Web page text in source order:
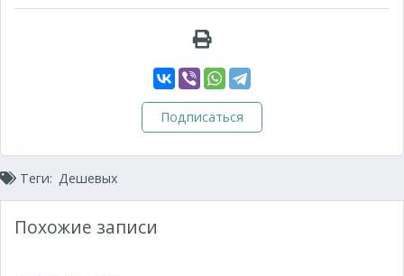
Подписаться
Теги: Дешевых
Похожие записи